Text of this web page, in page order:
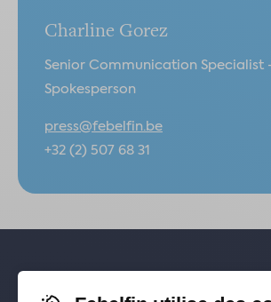
Charline Gorez
Senior Communication Specialist
Spokesperson
press@febelfin.be
+32 (2) 507 68 31
Pour rester informé-e de